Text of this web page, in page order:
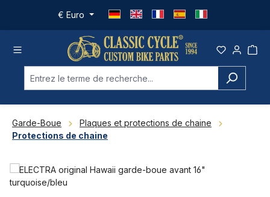
Passer au contenu principal
€ Euro
Garde-Boue
Plaques et protections de chaine
Protections de chaine
Ignorer la galerie d'images